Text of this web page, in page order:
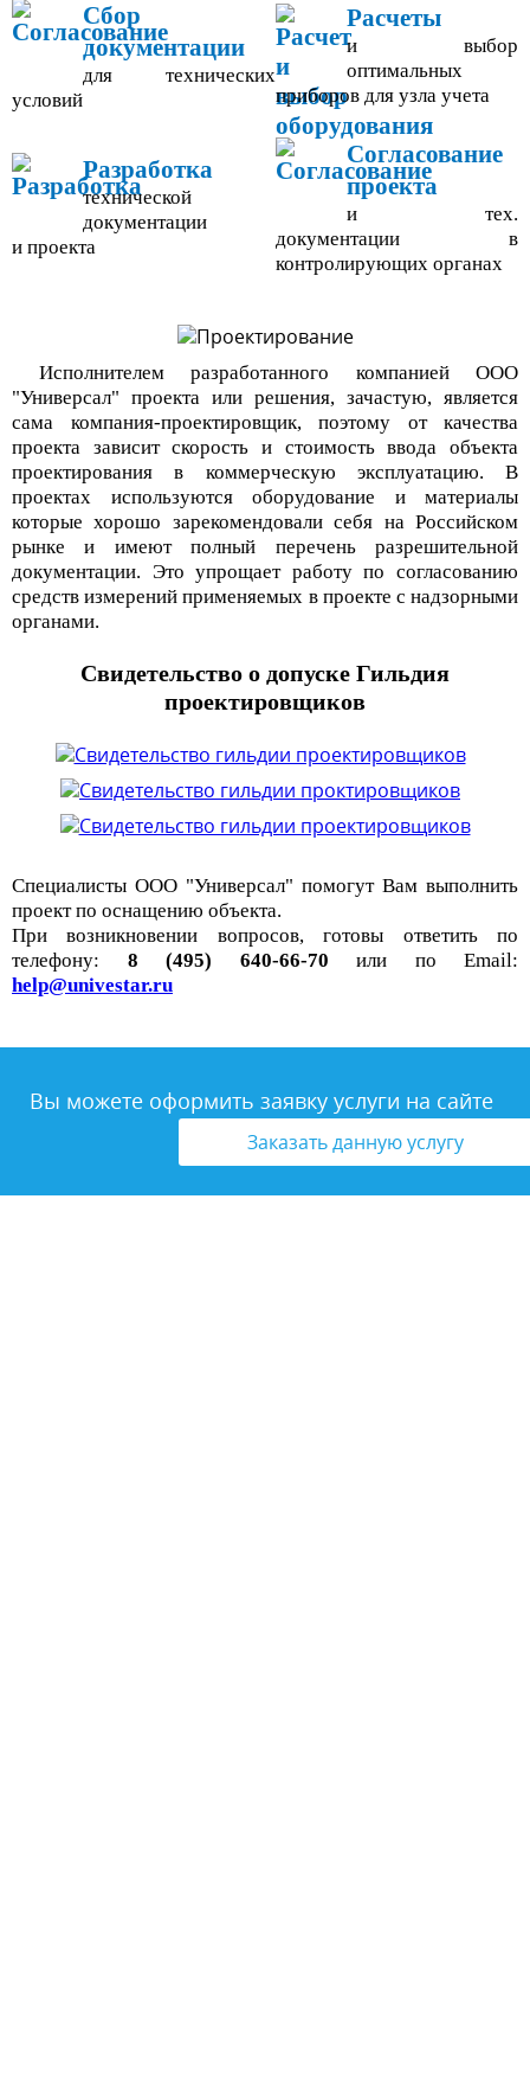
Сбор
документации
для технических
условий
Расчеты
и выбор
оптимальных
приборов для узла учета
Разработка
технической
документации
и проекта
Согласование
проекта
и тех.
документации в
контролирующих органах
Исполнителем разработанного компанией ООО
"Универсал" проекта или решения, зачастую, является
сама компания-проектировщик, поэтому от качества
проекта зависит скорость и стоимость ввода объекта
проектирования в коммерческую эксплуатацию. В
проектах используются оборудование и материалы
которые хорошо зарекомендовали себя на Российском
рынке и имеют полный перечень разрешительной
документации. Это упрощает работу по согласованию
средств измерений применяемых в проекте с надзорными
органами.
Свидетельство о допуске Гильдия
проектировщиков
Специалисты ООО "Универсал" помогут Вам выполнить
проект по оснащению объекта.
При возникновении вопросов, готовы ответить по
телефону: 8 (495) 640-66-70 или по Email:
help@univestar.ru
Вы можете оформить заявку услуги на сайте
Заказать данную услугу